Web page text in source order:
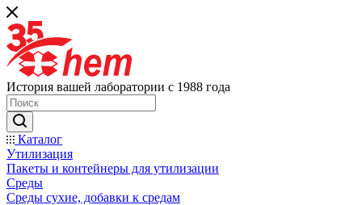
История вашей лаборатории с 1988 года
Каталог
Утилизация
Пакеты и контейнеры для утилизации
Среды
Среды сухие, добавки к средам